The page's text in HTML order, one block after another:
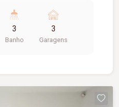
jardinagem,
gourmet, varanda,
para três carros.
boi. Planejados.
3
Banho
3
Garagens